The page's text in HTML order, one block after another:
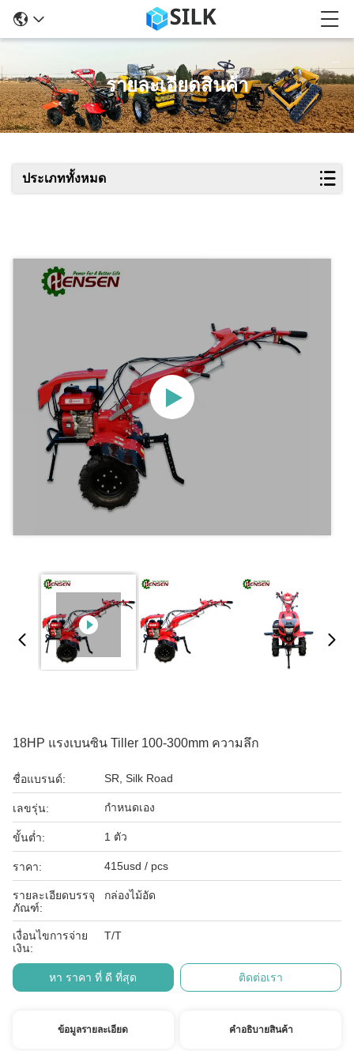
รายละเอียดสินค้า
ประเภททั้งหมด
18HP แรงเบนซิน Tiller 100-300mm ความลึก
ชื่อแบรนด์: SR, Silk Road
เลขรุ่น: กำหนดเอง
ขั้นต่ำ: 1 ตัว
ราคา: 415usd / pcs
รายละเอียดบรรจุ
ภัณฑ์:
กล่องไม้อัด
เงื่อนไขการจ่าย
เงิน:
T/T
หา ราคา ที่ ดี ที่สุด ติดต่อเรา
ข้อมูลรายละเอียด คําอธิบายสินค้า